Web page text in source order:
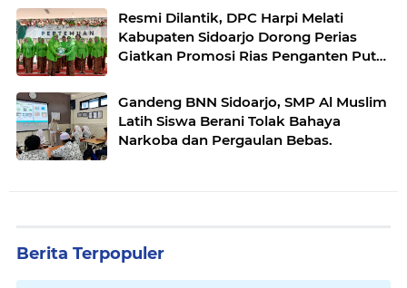
Resmi Dilantik, DPC Harpi Melati
Kabupaten Sidoarjo Dorong Perias
Giatkan Promosi Rias Penganten Putri
Gandeng BNN Sidoarjo, SMP Al Muslim
Latih Siswa Berani Tolak Bahaya
Narkoba dan Pergaulan Bebas.
Berita Terpopuler